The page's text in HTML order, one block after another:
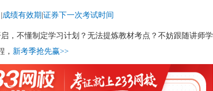
|成绩有效期|证券下一次考试时间
，不懂制定学习计划？无法提炼教材考点？不妨跟随讲师学
， 新考季抢先赢>>